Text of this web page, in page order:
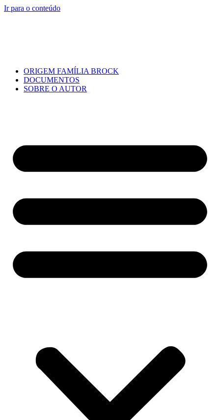
Ir para o conteúdo
ORIGEM FAMÍLIA BROCK
DOCUMENTOS
SOBRE O AUTOR